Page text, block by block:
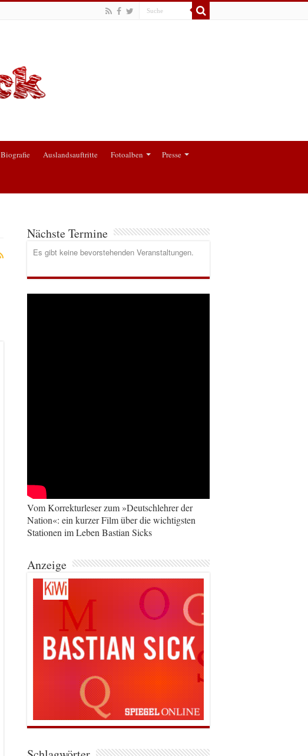
Biografie Auslandsauftritte Fotoalben Presse
Nächste Termine
Es gibt keine bevorstehenden Veranstaltungen.
Vom Korrekturleser zum »Deutschlehrer der
Nation«: ein kurzer Film über die wichtigsten
Stationen im Leben Bastian Sicks
Anzeige